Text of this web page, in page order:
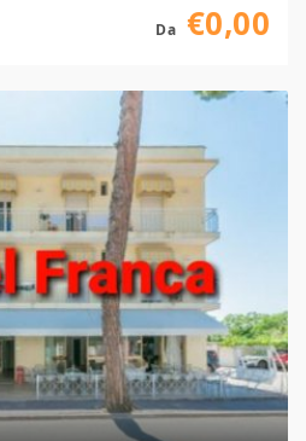
Da €0,00